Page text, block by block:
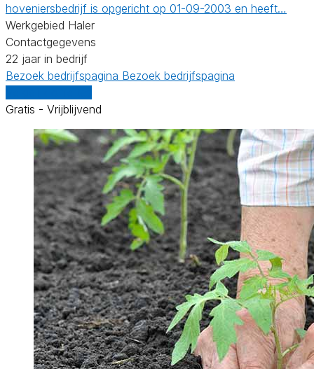
hoveniersbedrijf is opgericht op 01-09-2003 en heeft…
Werkgebied Haler
Contactgegevens
22 jaar in bedrijf
Bezoek bedrijfspagina Bezoek bedrijfspagina
Gratis - Vrijblijvend